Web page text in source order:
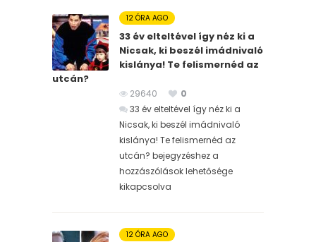
12 ÓRA AGO
33 év elteltével így néz ki a
Nicsak, ki beszél imádnivaló
kislánya! Te felismernéd az
utcán?
29640
0
33 év elteltével így néz ki a
Nicsak, ki beszél imádnivaló
kislánya! Te felismernéd az
utcán? bejegyzéshez a
hozzászólások lehetősége
kikapcsolva
12 ÓRA AGO